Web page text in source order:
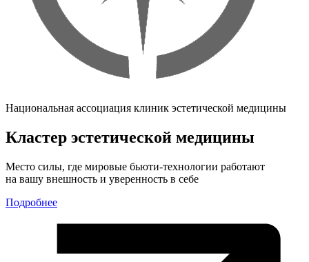
Национальная ассоциация клиник эстетической медицины
Кластер эстетической медицины
Место силы, где мировые бьюти-технологии работают
на вашу внешность и уверенность в себе
Подробнее